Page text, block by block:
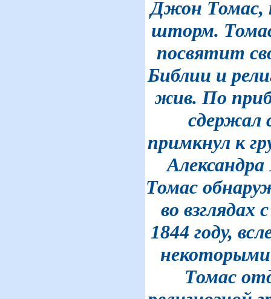
Джон Томас,
шторм.
посвятит
Библии и
жив. По
сдержал
примкнул к
Томас
во
1844 году,
некоторыми
Томас